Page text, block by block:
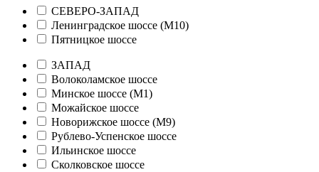
СЕВЕРО-ЗАПАД
Ленинградское шоссе (М10)
Пятницкое шоссе
ЗАПАД
Волоколамское шоссе
Минское шоссе (М1)
Можайское шоссе
Новорижское шоссе (М9)
Рублево-Успенское шоссе
Ильинское шоссе
Сколковское шоссе